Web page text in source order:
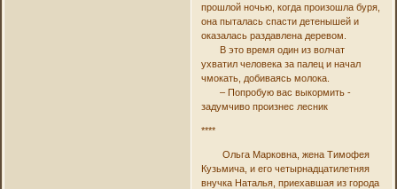
прошлой ночью, когда произошла буря,
она пыталась спасти детенышей и
оказалась раздавлена деревом.
В это время один из волчат
ухватил человека за палец и начал
чмокать, добиваясь молока.
– Попробую вас выкормить -
задумчиво произнес лесник
****
Ольга Марковна, жена Тимофея
Кузьмича, и его четырнадцатилетняя
внучка Наталья, приехавшая из города